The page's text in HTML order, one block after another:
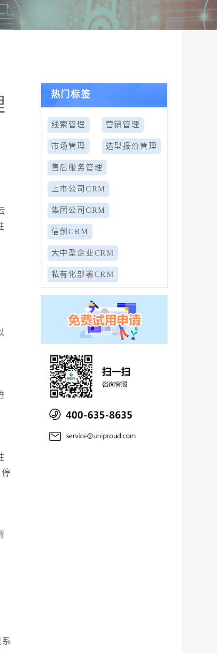
热门标签
线索管理 营销管理
市场管理 选型报价管理
售后服务管理
上市公司CRM
集团公司CRM
信创CRM
大中型企业CRM
私有化部署CRM